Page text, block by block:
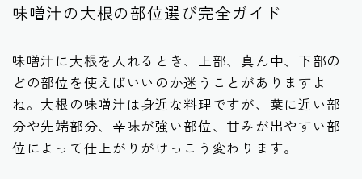
味噌汁の大根の部位選び完全ガイド
味噌汁に大根を入れるとき、上部、真ん中、下部の
どの部位を使えばいいのか迷うことがありますよ
ね。大根の味噌汁は身近な料理ですが、葉に近い部
分や先端部分、辛味が強い部位、甘みが出やすい部
位によって仕上がりがけっこう変わります。